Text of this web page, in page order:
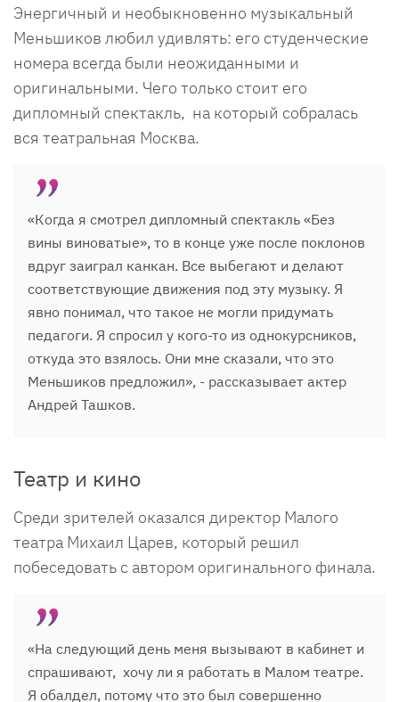
Энергичный и необыкновенно музыкальный
Меньшиков любил удивлять: его студенческие
номера всегда были неожиданными и
оригинальными. Чего только стоит его
дипломный спектакль, на который собралась
вся театральная Москва.
«Когда я смотрел дипломный спектакль «Без
вины виноватые», то в конце уже после поклонов
вдруг заиграл канкан. Все выбегают и делают
соответствующие движения под эту музыку. Я
явно понимал, что такое не могли придумать
педагоги. Я спросил у кого-то из однокурсников,
откуда это взялось. Они мне сказали, что это
Меньшиков предложил», - рассказывает актер
Андрей Ташков.
Театр и кино
Среди зрителей оказался директор Малого
театра Михаил Царев, который решил
побеседовать с автором оригинального финала.
«На следующий день меня вызывают в кабинет и
спрашивают, хочу ли я работать в Малом театре.
Я обалдел, потому что это был совершенно